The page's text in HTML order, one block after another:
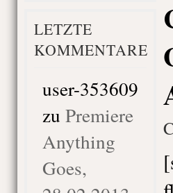
LETZTE
KOMMENTARE
user-353609
zu Premiere
Anything
Goes,